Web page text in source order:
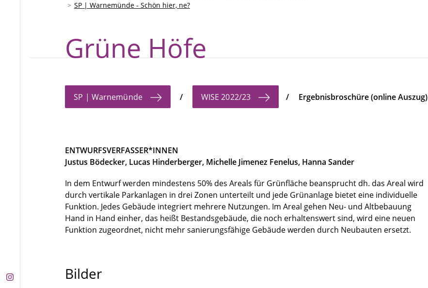
SP | Warnemünde - Schön hier, ne?
Grüne Höfe
SP | Warnemünde / WISE 2022/23 / Ergebnisbroschüre (online Auszug)
ENTWURFSVERFASSER*INNEN
Justus Bödecker, Lucas Hinderberger, Michelle Jimenez Fenelus, Hanna Sander
In dem Entwurf werden mindestens 50% des Areals für Grünfläche beansprucht dh. das Areal wird
durch vertikale Parkanlagen in drei Zonen unterteilt und jede Grünanlage bietet eine individuelle
Funktion. Jedes Gebäude integriert mehrere Nutzungen. Im Areal gehen Neu- und Altbebauung
Hand in Hand einher, das heißt Bestandsgebäude, die noch erhaltenswert sind, wird eine neuen
Funktion zugeordnet, nicht mehr sanierungsfähige Gebäude werden durch Neubauten ersetzt.
Bilder